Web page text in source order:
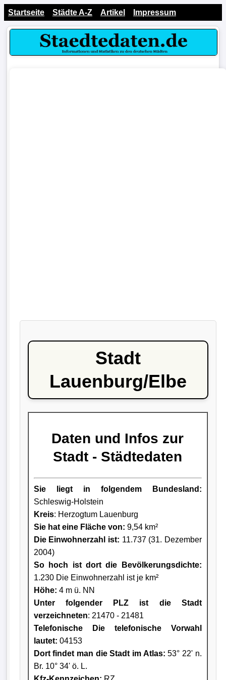
Startseite Städte A-Z Artikel Impressum
Stadt
Lauenburg/Elbe
Daten und Infos zur
Stadt - Städtedaten
Sie liegt in folgendem Bundesland:
Schleswig-Holstein
Kreis: Herzogtum Lauenburg
Sie hat eine Fläche von: 9,54 km²
Die Einwohnerzahl ist: 11.737 (31. Dezember
2004)
So hoch ist dort die Bevölkerungsdichte:
1.230 Die Einwohnerzahl ist je km²
Höhe: 4 m ü. NN
Unter folgender PLZ ist die Stadt
verzeichneten: 21470 - 21481
Telefonische Die telefonische Vorwahl
lautet: 04153
Dort findet man die Stadt im Atlas: 53° 22' n.
Br. 10° 34' ö. L.